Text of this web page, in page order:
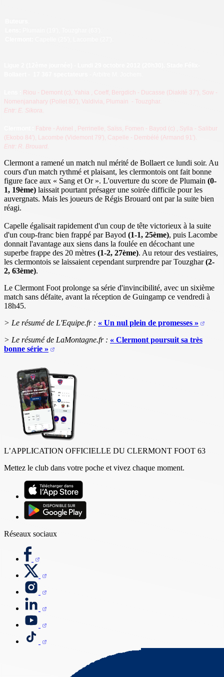
Riou - Demont (c), Yahia , Coeff, Bergdich - Ducasse (Diakité 37'), Sow -
Nomenjanahary (Pollet 80'), Valdivia, Plumain - Touzghar.
Entr: E. Sikora.
Fabre - Avinel , Perrinelle, Saïss, Fomen - Bayod (c) , Sylla - Salibur
(Ekobo 84'), Lacombe (Videmont 79'), Capelle - Dembélé (Armand 91').
Entr: R. Brouard.
Clermont a ramené un match nul mérité de Bollaert ce lundi soir. Au
cours d'un match rythmé et plaisant, les clermontois ont fait bonne
figure face aux « Sang et Or ». L'ouverture du score de Plumain (0-
1, 19ème) laissait pourtant présager une soirée difficile pour les
auvergnats. Mais les joueurs de Régis Brouard ont par la suite bien
réagi.
Capelle égalisait rapidement d'un coup de tête victorieux à la suite
d'un coup-franc bien frappé par Bayod (1-1, 25ème), puis Lacombe
donnait l'avantage aux siens dans la foulée en décochant une
superbe frappe des 20 mètres (1-2, 27ème). Au retour des vestiaires,
les clermontois se laissaient cependant surprendre par Touzghar(2-
2, 63ème).
Le Clermont Foot prolonge sa série d'invincibilité, avec un sixième
match sans défaite, avant la réception de Guingamp ce vendredi à
18h45.
> Le résumé de L'Equipe.fr : « Un nul plein de promesses »
> Le résumé de LaMontagne.fr : « Clermont poursuit sa très
bonne série »
L’APPLICATION OFFICIELLE DU CLERMONT FOOT 63
Mettez le club dans votre poche et vivez chaque moment.
Réseaux sociaux